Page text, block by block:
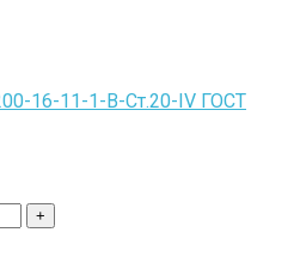
16-11-1-B-Cт.20-IV ГОСТ
+